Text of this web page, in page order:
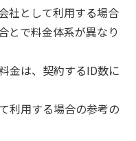
社として利用する場合
とで料金体系が異なり
金は、契約するID数に
利用する場合の参考の